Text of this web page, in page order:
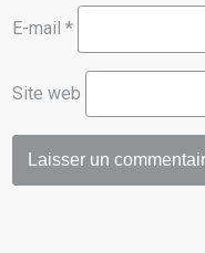
E-mail*
Site web